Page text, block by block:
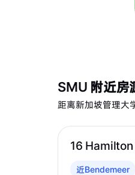
SMU 附近房
距离新加坡管理大
武吉士 & 劳
16 Hamilton
近Bendemeer